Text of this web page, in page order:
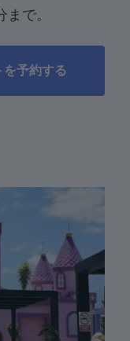
まで。
を予約する